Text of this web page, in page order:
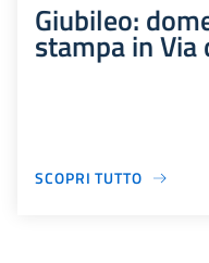
Giubileo:
stampa in Via
SCOPRI TUTTO